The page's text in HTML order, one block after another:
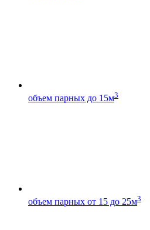
объем парных до 15м3
объем парных от 15 до 25м3